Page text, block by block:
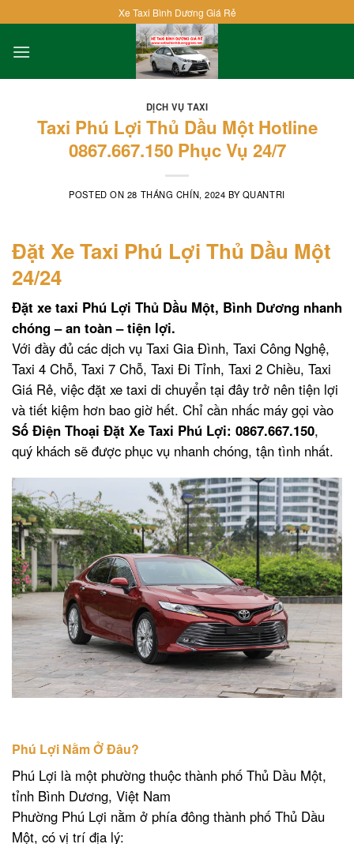
to
content
Xe Taxi Bình Dương Giá Rẻ
DỊCH VỤ TAXI
Taxi Phú Lợi Thủ Dầu Một Hotline
0867.667.150 Phục Vụ 24/7
POSTED ON 28 THÁNG CHÍN, 2024 BYQUANTRI
Đặt Xe Taxi Phú Lợi Thủ Dầu Một
24/24
Đặt xe taxi Phú Lợi Thủ Dầu Một, Bình Dương nhanh
chóng – an toàn – tiện lợi.
Với đầy đủ các dịch vụ Taxi Gia Đình, Taxi Công Nghệ,
Taxi 4 Chỗ, Taxi 7 Chỗ, Taxi Đi Tỉnh, Taxi 2 Chiều, Taxi
Giá Rẻ, việc đặt xe taxi di chuyển tại đây trở nên tiện lợi
và tiết kiệm hơn bao giờ hết. Chỉ cần nhấc máy gọi vào
Số Điện Thoại Đặt Xe Taxi Phú Lợi: 0867.667.150,
quý khách sẽ được phục vụ nhanh chóng, tận tình nhất.
Phú Lợi Nằm Ở Đâu?
Phú Lợi là một phường thuộc thành phố Thủ Dầu Một,
tỉnh Bình Dương, Việt Nam
Phường Phú Lợi nằm ở phía đông thành phố Thủ Dầu
Một, có vị trí địa lý: